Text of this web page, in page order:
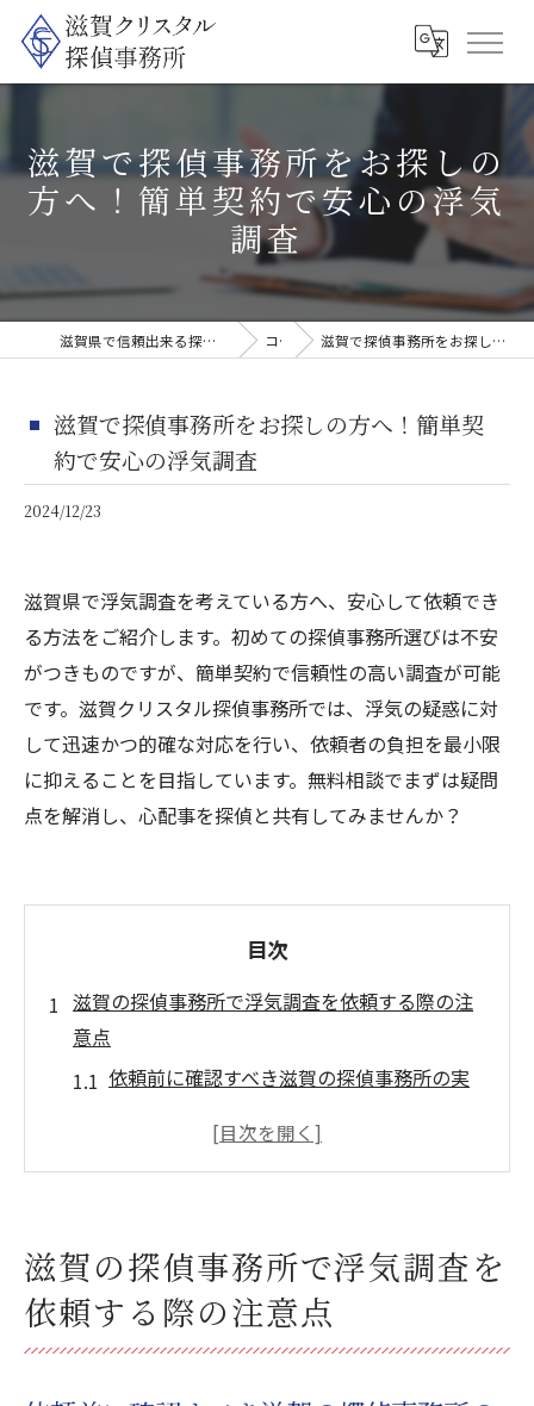
滋賀で探偵事務所をお探しの
方へ！簡単契約で安心の浮気
調査
滋賀県で信頼出来る探偵なら滋賀クリスタル探偵事務所 コラム 滋賀で探偵事務所をお探しの方へ！簡単契約で安心の浮気調査
滋賀で探偵事務所をお探しの方へ！簡単契
約で安心の浮気調査
2024/12/23
滋賀県で浮気調査を考えている方へ、安心して依頼でき
る方法をご紹介します。初めての探偵事務所選びは不安
がつきものですが、簡単契約で信頼性の高い調査が可能
です。滋賀クリスタル探偵事務所では、浮気の疑惑に対
して迅速かつ的確な対応を行い、依頼者の負担を最小限
に抑えることを目指しています。無料相談でまずは疑問
点を解消し、心配事を探偵と共有してみませんか？
目次
滋賀の探偵事務所で浮気調査を依頼する際の注
意点
依頼前に確認すべき滋賀の探偵事務所の実
浮気調査の費用と契約内容を明確にする方
契約前に確認したい重要なポイント
浮気調査中のプライバシー保護について
滋賀での浮気調査における法律的注意点
滋賀の探偵事務所で浮気調査を
依頼する際の注意点